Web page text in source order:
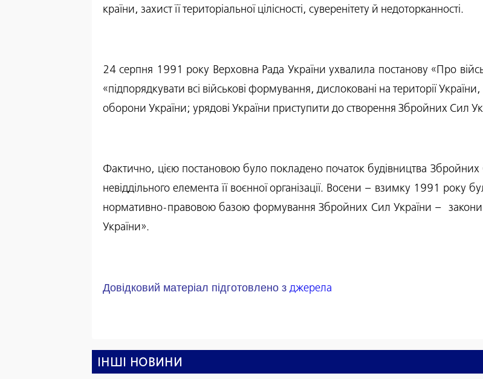
країни, захист її територіальної цілісності, суверенітету й недоторканності.
24 серпня 1991 року Верховна Рада України ухвалила постанову «Про
«підпорядкувати всі військові формування, дислоковані на території
оборони України; урядові України приступити до створення Збройних Сил
Фактично, цією постановою було покладено початок будівництва Збройних
невіддільного елемента її воєнної організації. Восени – взимку 1991 року
нормативно-правовою базою формування Збройних Сил України –
України».
Довідковий матеріал підготовлено з джерела
ІНШІ НОВИНИ